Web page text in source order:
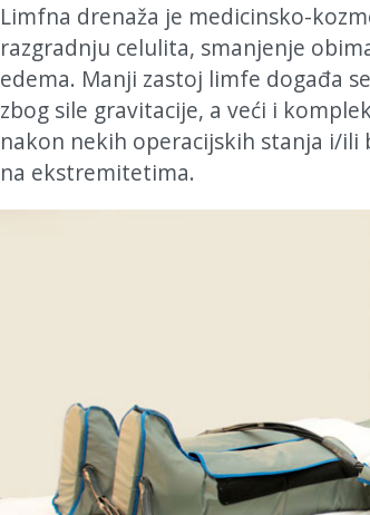
Limfna drenaža je medicinsko-
razgradnju celulita, smanjenje
edema. Manji zastoj limfe događa
zbog sile gravitacije, a veći i
nakon nekih operacijskih stanja i/
na ekstremitetima.